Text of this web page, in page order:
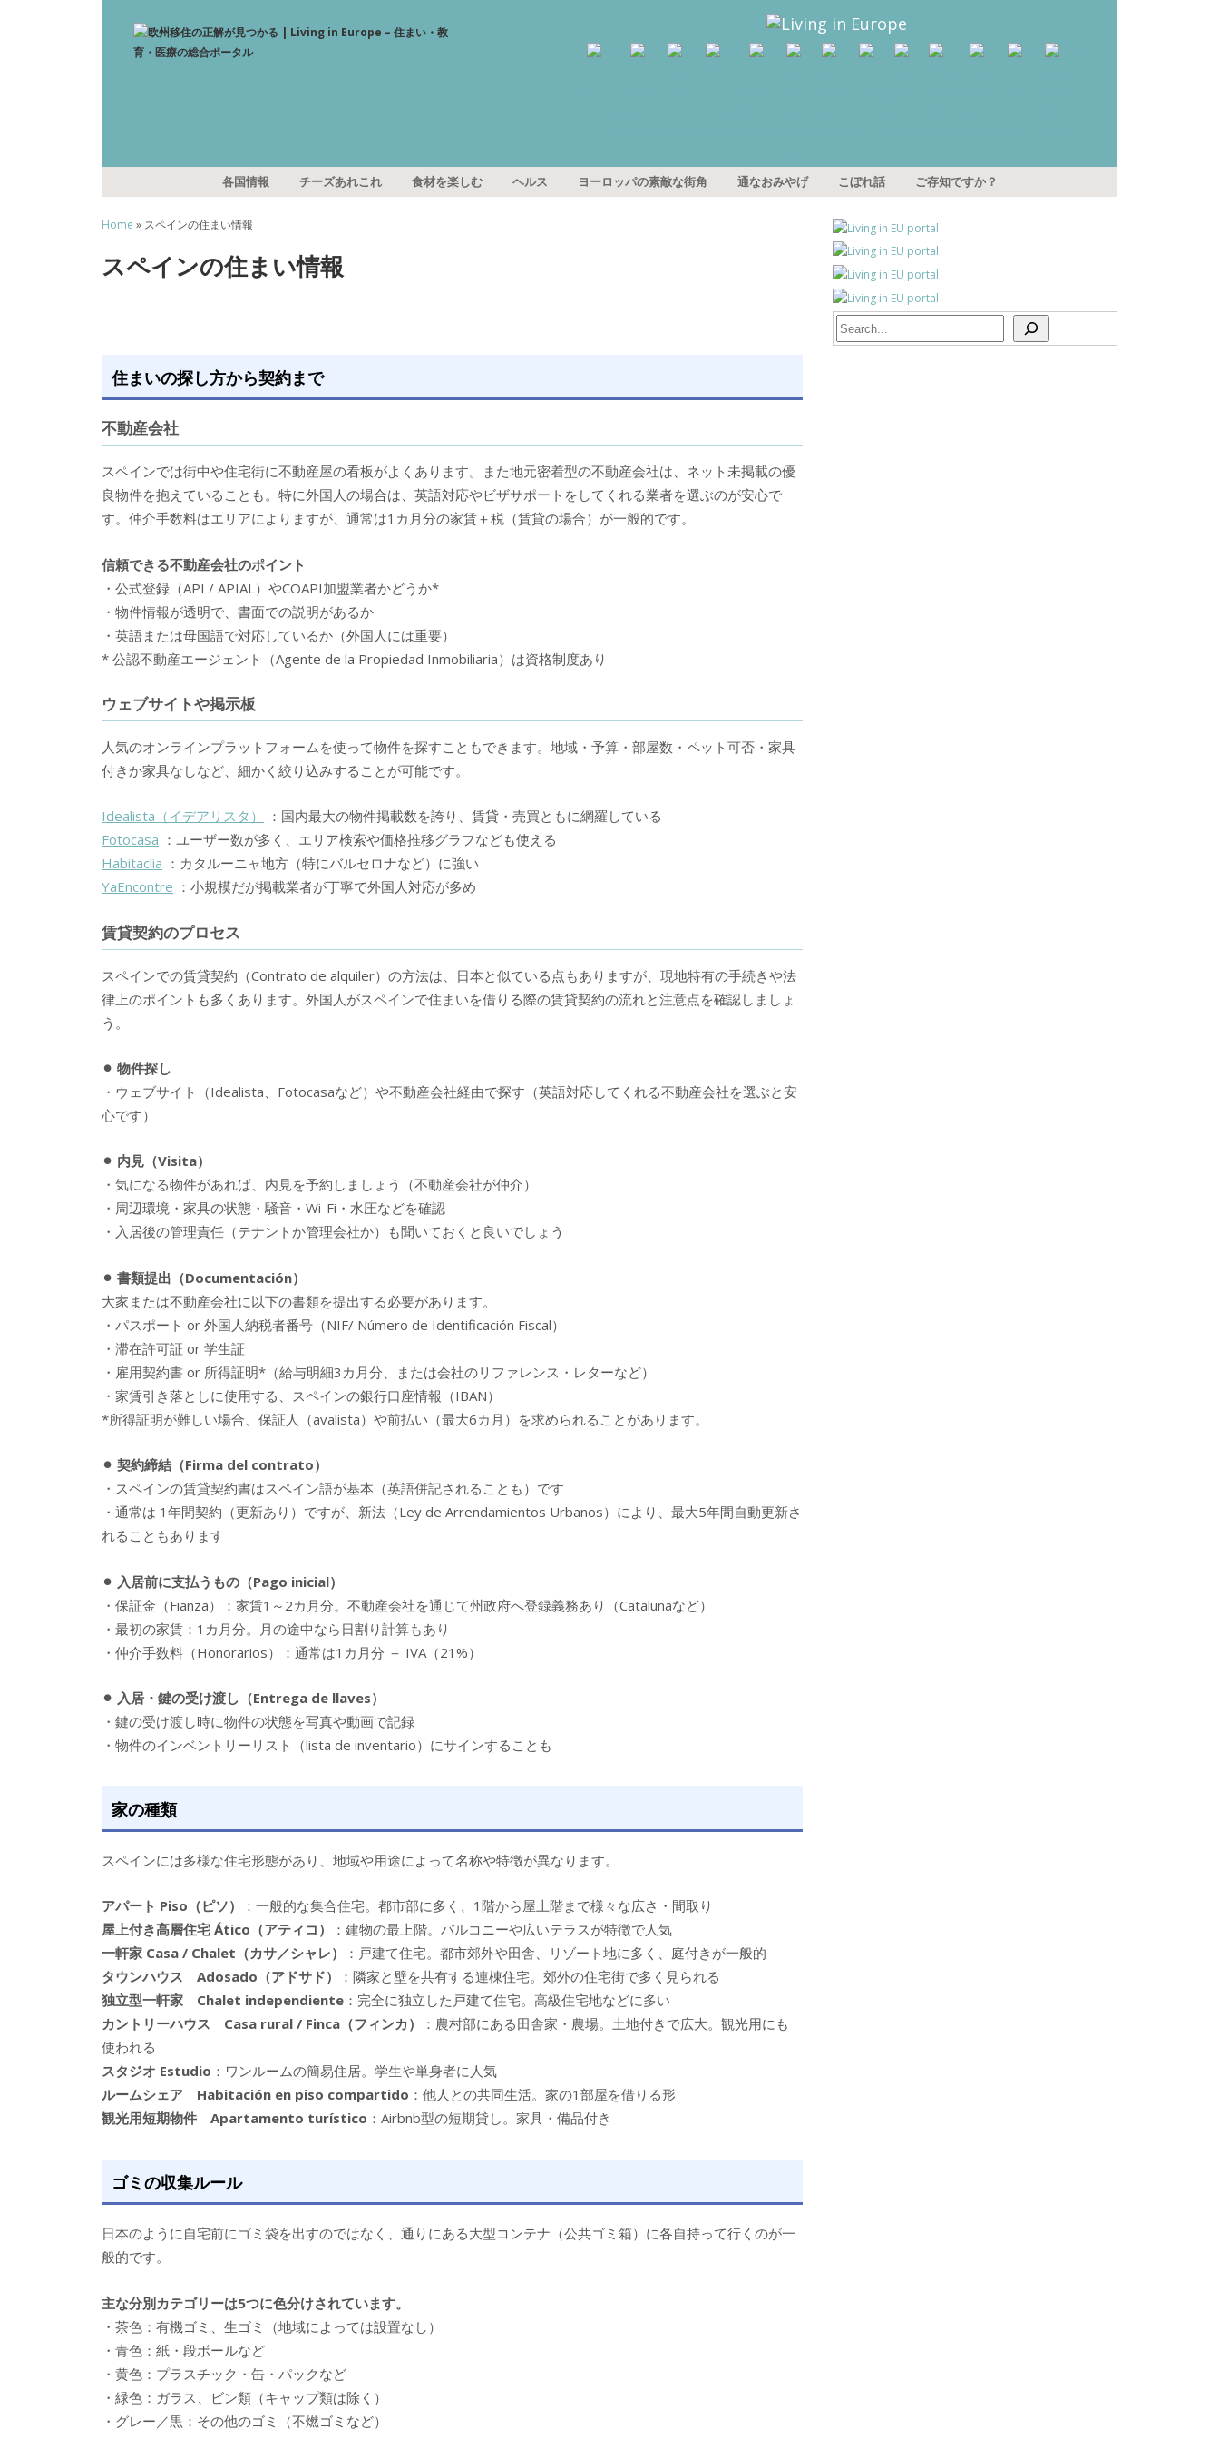
各国情報 チーズあれこれ 食材を楽しむ ヘルス ヨーロッパの素敵な街角 通なおみやげ こぼれ話 ご存知ですか？
Home » スペインの住まい情報
スペインの住まい情報
住まいの探し方から契約まで
不動産会社
スペインでは街中や住宅街に不動産屋の看板がよくあります。また地元密着型の不動産会社は、ネット未掲載の優
良物件を抱えていることも。特に外国人の場合は、英語対応やビザサポートをしてくれる業者を選ぶのが安心で
す。仲介手数料はエリアによりますが、通常は1カ月分の家賃＋税（賃貸の場合）が一般的です。
信頼できる不動産会社のポイント
・公式登録（API / APIAL）やCOAPI加盟業者かどうか*
・物件情報が透明で、書面での説明があるか
・英語または母国語で対応しているか（外国人には重要）
* 公認不動産エージェント（Agente de la Propiedad Inmobiliaria）は資格制度あり
ウェブサイトや掲示板
人気のオンラインプラットフォームを使って物件を探すこともできます。地域・予算・部屋数・ペット可否・家具
付きか家具なしなど、細かく絞り込みすることが可能です。
Idealista（イデアリスタ）
：国内最大の物件掲載数を誇り、賃貸・売買ともに網羅している
Fotocasa ：ユーザー数が多く、エリア検索や価格推移グラフなども使える
Habitaclia ：カタルーニャ地方（特にバルセロナなど）に強い
YaEncontre ：小規模だが掲載業者が丁寧で外国人対応が多め
賃貸契約のプロセス
スペインでの賃貸契約（Contrato de alquiler）の方法は、日本と似ている点もありますが、現地特有の手続きや法
律上のポイントも多くあります。外国人がスペインで住まいを借りる際の賃貸契約の流れと注意点を確認しましょ
う。
⚫︎ 物件探し
・ウェブサイト（Idealista、Fotocasaなど）や不動産会社経由で探す（英語対応してくれる不動産会社を選ぶと安
心です）
⚫︎ 内見（Visita）
・気になる物件があれば、内見を予約しましょう（不動産会社が仲介）
・周辺環境・家具の状態・騒音・Wi-Fi・水圧などを確認
・入居後の管理責任（テナントか管理会社か）も聞いておくと良いでしょう
⚫︎ 書類提出（Documentación）
大家または不動産会社に以下の書類を提出する必要があります。
・パスポート or 外国人納税者番号（NIF/ Número de Identificación Fiscal）
・滞在許可証 or 学生証
・雇用契約書 or 所得証明*（給与明細3カ月分、または会社のリファレンス・レターなど）
・家賃引き落としに使用する、スペインの銀行口座情報（IBAN）
*所得証明が難しい場合、保証人（avalista）や前払い（最大6カ月）を求められることがあります。
⚫︎ 契約締結（Firma del contrato）
・スペインの賃貸契約書はスペイン語が基本（英語併記されることも）です
・通常は 1年間契約（更新あり）ですが、新法（Ley de Arrendamientos Urbanos）により、最大5年間自動更新さ
れることもあります
⚫︎ 入居前に支払うもの（Pago inicial）
・保証金（Fianza）：家賃1～2カ月分。不動産会社を通じて州政府へ登録義務あり（Cataluñaなど）
・最初の家賃：1カ月分。月の途中なら日割り計算もあり
・仲介手数料（Honorarios）：通常は1カ月分 ＋ IVA（21%）
⚫︎ 入居・鍵の受け渡し（Entrega de llaves）
・鍵の受け渡し時に物件の状態を写真や動画で記録
・物件のインベントリーリスト（lista de inventario）にサインすることも
家の種類
スペインには多様な住宅形態があり、地域や用途によって名称や特徴が異なります。
アパート Piso（ピソ）
：一般的な集合住宅。都市部に多く、1階から屋上階まで様々な広さ・間取り
屋上付き高層住宅 Ático（アティコ）
：建物の最上階。バルコニーや広いテラスが特徴で人気
一軒家 Casa / Chalet（カサ／シャレ）
：戸建て住宅。都市郊外や田舎、リゾート地に多く、庭付きが一般的
タウンハウス Adosado（アドサド）
：隣家と壁を共有する連棟住宅。郊外の住宅街で多く見られる
独立型一軒家 Chalet independiente ：完全に独立した戸建て住宅。高級住宅地などに多い
カントリーハウス Casa rural / Finca（フィンカ）
：農村部にある田舎家・農場。土地付きで広大。観光用にも
使われる
スタジオ Estudio ：ワンルームの簡易住居。学生や単身者に人気
ルームシェア Habitación en piso compartido ：他人との共同生活。家の1部屋を借りる形
観光用短期物件 Apartamento turístico ：Airbnb型の短期貸し。家具・備品付き
ゴミの収集ルール
日本のように自宅前にゴミ袋を出すのではなく、通りにある大型コンテナ（公共ゴミ箱）に各自持って行くのが一
般的です。
主な分別カテゴリーは5つに色分けされています。
・茶色：有機ゴミ、生ゴミ（地域によっては設置なし）
・青色：紙・段ボールなど
・黄色：プラスチック・缶・パックなど
・緑色：ガラス、ビン類（キャップ類は除く）
・グレー／黒：その他のゴミ（不燃ゴミなど）
Search